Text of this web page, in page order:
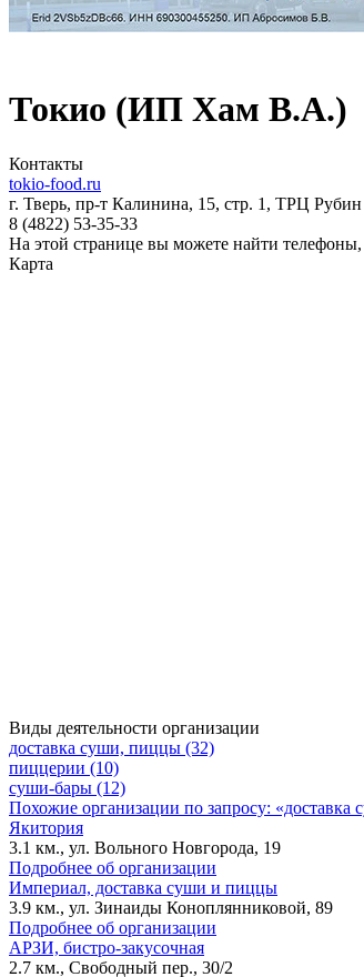
Токио (ИП Хам В.А.)
Контакты
tokio-food.ru
г. Тверь, пр-т Калинина, 15, стр. 1, ТРЦ Рубин
8 (4822) 53-35-33
На этой странице вы можете найти
Карта
Виды деятельности организации
доставка суши, пиццы (32)
пиццерии (10)
суши-бары (12)
Похожие организации по запросу:
Якитория
3.1 км., ул. Вольного Новгорода, 19
Подробнее об организации
Империал, доставка суши и пиццы
3.9 км., ул. Зинаиды Коноплянниковой, 89
Подробнее об организации
АРЗИ, бистро-закусочная
2.7 км., Свободный пер., 30/2